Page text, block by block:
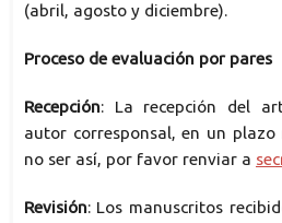
(abril, agosto y diciembre).
Proceso de evaluación por pares
Recepción: La recepción del
autor corresponsal, en un
no ser así, por favor renviar a
Revisión: Los manuscritos